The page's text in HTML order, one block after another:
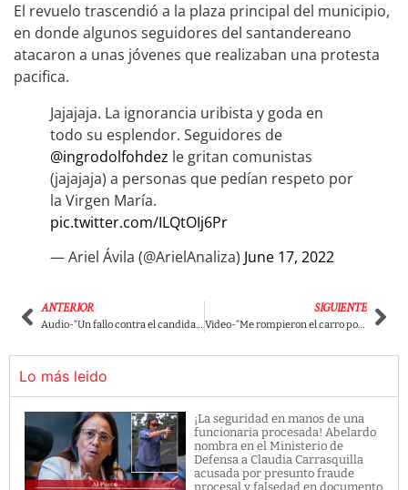
El revuelo trascendió a la plaza principal del municipio,
en donde algunos seguidores del santandereano
atacaron a unas jóvenes que realizaban una protesta
pacifica.
Jajajaja. La ignorancia uribista y goda en
todo su esplendor. Seguidores de
@ingrodolfohdez le gritan comunistas
(jajajaja) a personas que pedían respeto por
la Virgen María.
pic.twitter.com/ILQtOIj6Pr
— Ariel Ávila (@ArielAnaliza) June 17, 2022
ANTERIOR
Audio-“Un fallo contra el candidato presidencial sería un mierdero”: abogado de Rodolfo presionando a un juez
SIGUIENTE
Video-“Me rompieron el carro por apoyar a Petro”: Seguidor del Pacto Histórico
Lo más leido
¡La seguridad en manos de una
funcionaria procesada! Abelardo
nombra en el Ministerio de
Defensa a Claudia Carrasquilla
acusada por presunto fraude
procesal y falsedad en documento